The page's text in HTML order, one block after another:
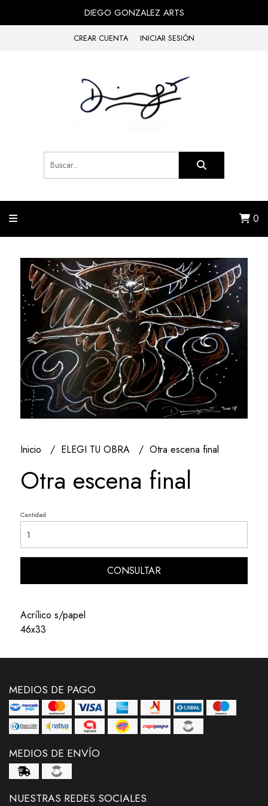
DIEGO GONZALEZ ARTS
CREAR CUENTA INICIAR SESIÓN
0
Inicio ELEGI TU OBRA Otra escena final
Otra escena final
Cantidad
CONSULTAR
Acrílico s/papel
46x33
MEDIOS DE PAGO
MEDIOS DE ENVÍO
NUESTRAS REDES SOCIALES